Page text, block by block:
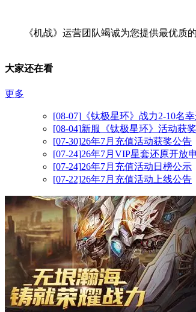
《机战》运营团队竭诚为您提供最优质
大家还在看
更多
[08-07] 《钛极星环》战力2-10名
[08-04]新服《钛极星环》活动获
[07-30]26年7月充值活动获奖公告
[07-24]26年7月VIP星套还原开放
[07-24]26年7月充值活动日榜公示
[07-22]26年7月充值活动上线公告